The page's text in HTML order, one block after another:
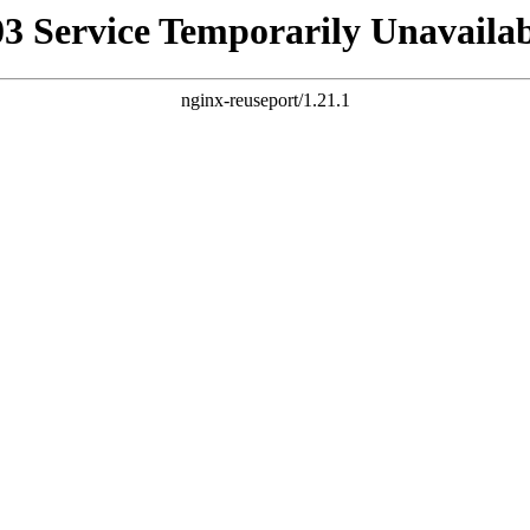
Service Temporarily
nginx-reuseport/1.21.1